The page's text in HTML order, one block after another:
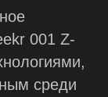
001 Z-
среди